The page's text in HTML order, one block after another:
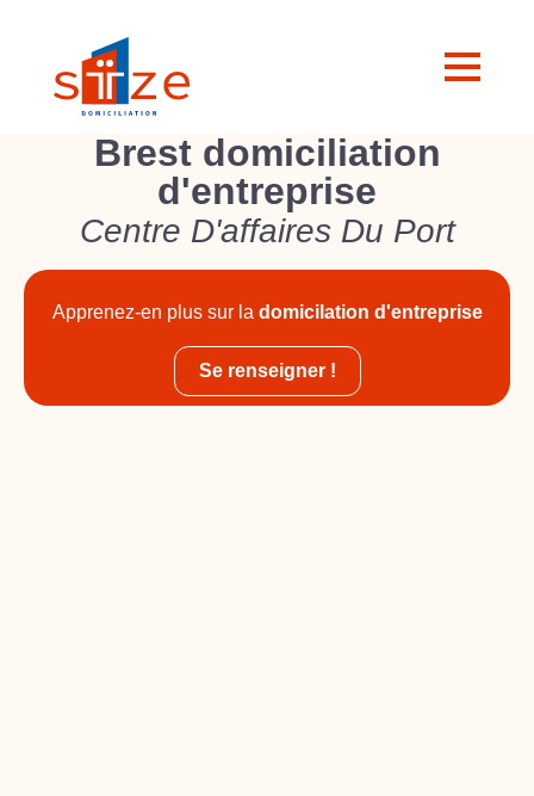
Brest domiciliation
d'entreprise
Centre D'affaires Du Port
Apprenez-en plus sur la domicilation d'entreprise
Se renseigner !